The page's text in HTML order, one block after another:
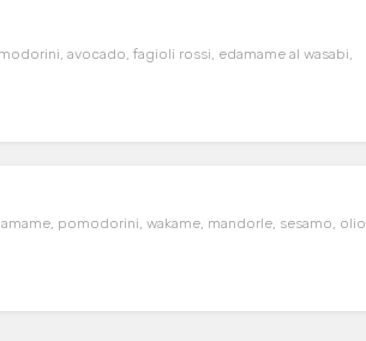
avocado, fagioli rossi, edamame al wasabi,
pomodorini, wakame, mandorle, sesamo, olio